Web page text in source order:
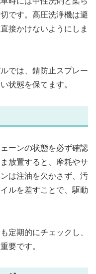
です。高圧洗浄機は避
接かけないようにしま
では、錆防止スプレー
状態を保てます。
ーンの状態を必ず確認
放置すると、摩耗やサ
は注油を欠かさず、汚
ルを差すことで、駆動
定期的にチェックし、
要です。